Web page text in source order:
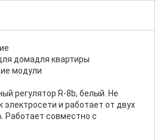
домадля квартиры
модули
регулятор R-8b, белый. Не
электросети и работает от двух
Работает совместно с